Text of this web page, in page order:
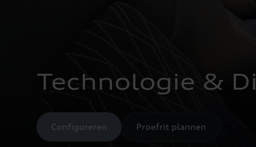
Technologie &
Configureren Proefrit plannen